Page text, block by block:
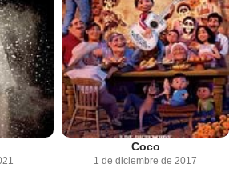
Coco
1 de diciembre de 2017